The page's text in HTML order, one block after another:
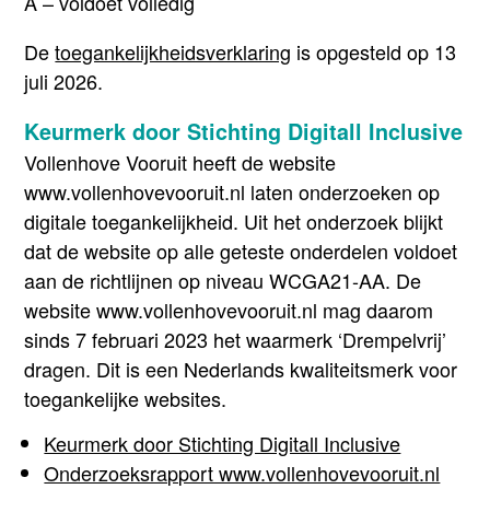
Detoegankelijkheidsverklaring is opgesteld op 13
juli 2026.
Keurmerk door Stichting Digitall Inclusive
Vollenhove Vooruit heeft de website
www.vollenhovevooruit.nl laten onderzoeken op
digitale toegankelijkheid. Uit het onderzoek blijkt
dat de website op alle geteste onderdelen voldoet
aan de richtlijnen op niveau WCGA21-AA. De
website www.vollenhovevooruit.nl mag daarom
sinds 7 februari 2023 het waarmerk ‘Drempelvrij’
dragen. Dit is een Nederlands kwaliteitsmerk voor
toegankelijke websites.
Keurmerk door Stichting Digitall Inclusive
Onderzoeksrapport www.vollenhovevooruit.nl